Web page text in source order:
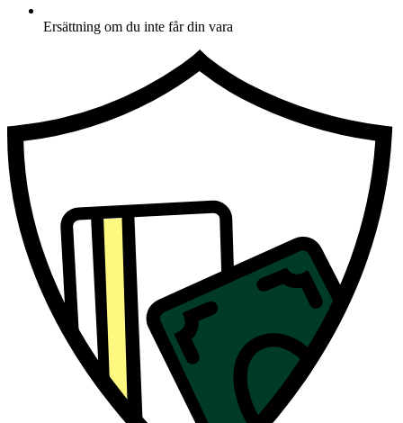
Ersättning om du inte får din vara